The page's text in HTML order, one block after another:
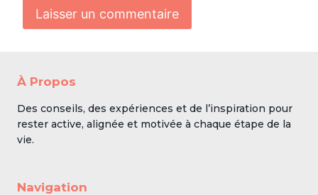
À Propos
Des conseils, des expériences et de l’inspiration pour
rester active, alignée et motivée à chaque étape de la
vie.
Navigation